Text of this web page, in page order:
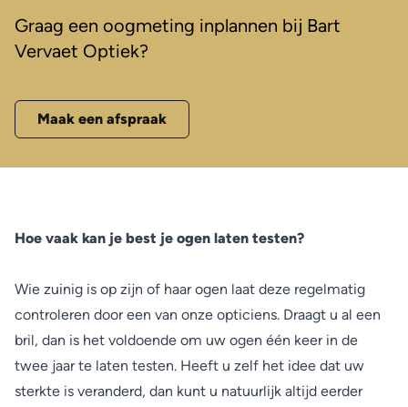
Graag een oogmeting inplannen bij Bart
Vervaet Optiek?
Maak een afspraak
Hoe vaak kan je best je ogen laten testen?
Wie zuinig is op zijn of haar ogen laat deze regelmatig
controleren door een van onze opticiens. Draagt u al een
bril, dan is het voldoende om uw ogen één keer in de
twee jaar te laten testen. Heeft u zelf het idee dat uw
sterkte is veranderd, dan kunt u natuurlijk altijd eerder